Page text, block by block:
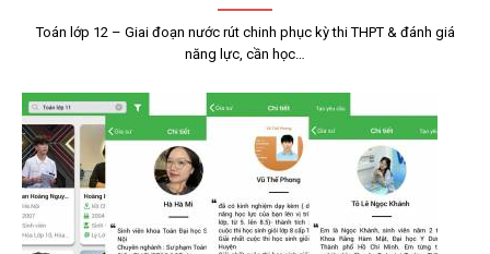
Toán lớp 12 – Giai đoạn nước rút chinh phục kỳ thi THPT & đánh giá
năng lực, cần học…